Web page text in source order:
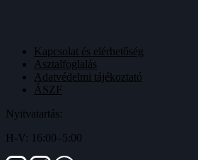
Kapcsolat és elérhetőség
Asztalfoglalás
Adatvédelmi tájékoztató
ÁSZF
Nyitvatartás:
H-V: 16:00–5:00